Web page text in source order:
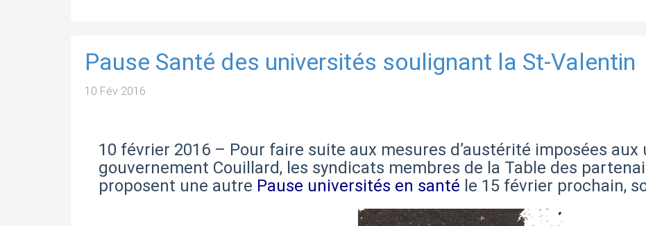
Pause Santé des universités soulignant la St-Valentin
10 Fév 2016
10 février 2016 – Pour faire suite aux mesures d’austérité imposées
gouvernement Couillard, les syndicats membres de la Table des
proposent une autre Pause universités en santé le 15 février prochain,